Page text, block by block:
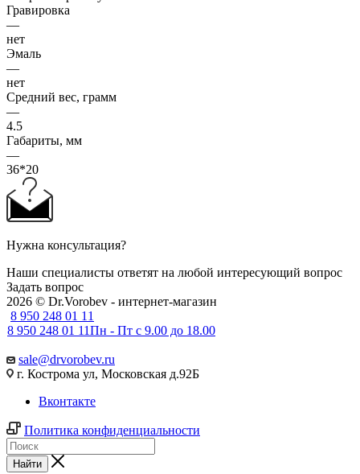
Гравировка
—
нет
Эмаль
—
нет
Средний вес, грамм
—
4.5
Габариты, мм
—
36*20
Нужна консультация?
Наши специалисты ответят на любой интересующий вопрос
Задать вопрос
2026 © Dr.Vorobev - интернет-магазин
8 950 248 01 11
8 950 248 01 11Пн - Пт с 9.00 до 18.00
sale@drvorobev.ru
г. Кострома ул, Московская д.92Б
Вконтакте
Политика конфиденциальности
Найти